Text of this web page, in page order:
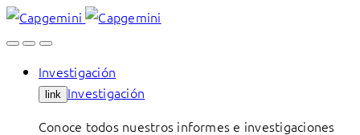
Skip
to
Investigación
link Investigación
Conoce todos nuestros informes e investigaciones